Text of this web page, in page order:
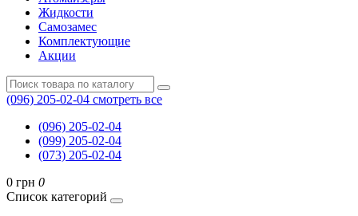
Жидкости
Самозамес
Комплектующие
Акции
(096) 205-02-04 смотреть все
(096) 205-02-04
(099) 205-02-04
(073) 205-02-04
0 грн 0
Список категорий